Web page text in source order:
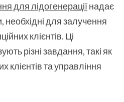
для лідогенераціїнадає
необхідні для залучення
клієнтів. Ці
різні завдання, такі як
клієнтів та управління